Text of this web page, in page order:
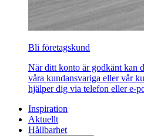
Bli företagskund
När ditt konto är godkänt kan
våra kundansvariga eller vår
hjälper dig via telefon eller e-
Inspiration
Aktuellt
Hållbarhet